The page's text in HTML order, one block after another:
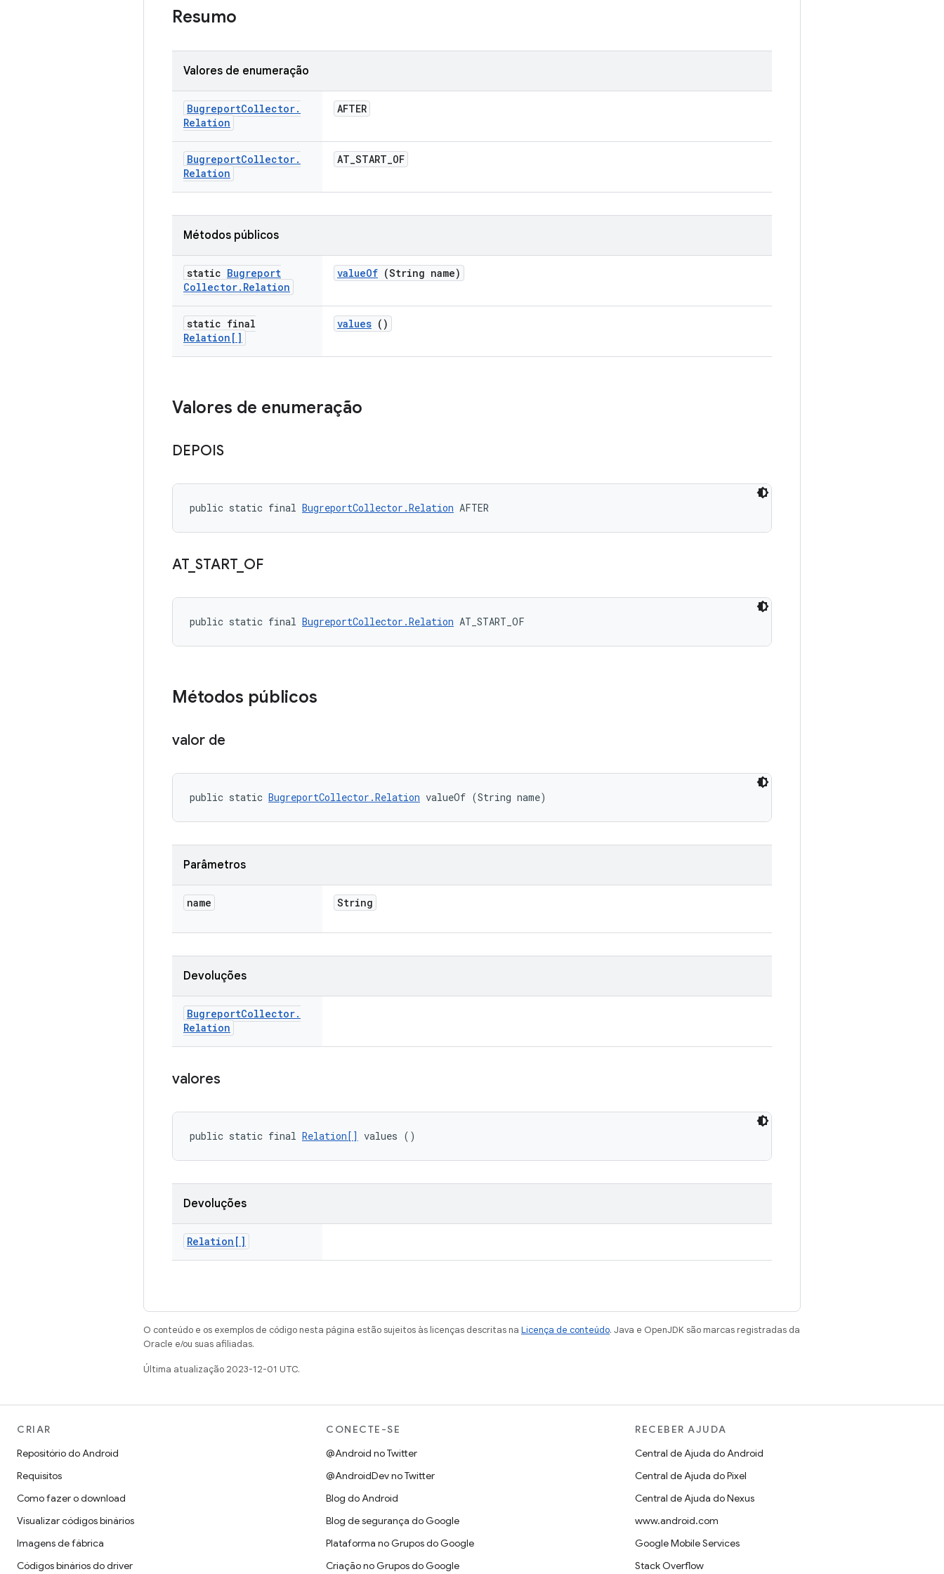
Resumo
Valores de enumeração
BugreportCollector.
Relation
AFTER
BugreportCollector.
Relation
AT_START_OF
Métodos públicos
static Bugreport
Collector. Relation
valueOf (String name)
static final
Relation[]
values ()
Valores de enumeração
DEPOIS
public static final BugreportCollector.Relation AFTER
AT_ START_ OF
public static final BugreportCollector.Relation AT_START_OF
Métodos públicos
valor de
public static BugreportCollector.Relation valueOf (String name)
Parâmetros
name String
Devoluções
BugreportCollector.
Relation
valores
public static final Relation[] values ()
Devoluções
Relation[]
O conteúdo e os exemplos de código nesta página estão sujeitos às licenças descritas na Licença de conteúdo. Java e OpenJDK são marcas registradas da
Oracle e/ou suas afiliadas.
Última atualização 2023-12-01 UTC.
CRIAR
Repositório do Android
Requisitos
Como fazer o download
Visualizar códigos binários
Imagens de fábrica
Códigos binários do driver
CONECTE-SE
@Android no Twitter
@AndroidDev no Twitter
Blog do Android
Blog de segurança do Google
Plataforma no Grupos do Google
Criação no Grupos do Google
RECEBER AJUDA
Central de Ajuda do Android
Central de Ajuda do Pixel
Central de Ajuda do Nexus
www.android.com
Google Mobile Services
Stack Overflow